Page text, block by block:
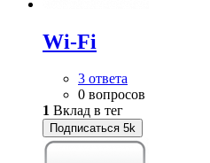
Wi-Fi
3 ответа
0 вопросов
1 Вклад в тег
Подписаться 5k